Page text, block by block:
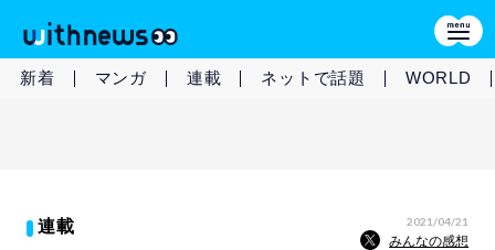
新着 マンガ 連載 ネットで話題 WORLD
連載 2021/04/21
みんなの感想